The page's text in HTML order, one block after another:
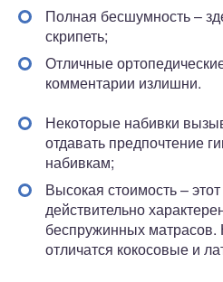
Полная бесшумность –
скрипеть;
Отличные
комментарии излишни.
Некоторые набивки
отдавать предпочтение
набивкам;
Высокая стоимость –
действительно
беспружинных
отличатся кокосовые и